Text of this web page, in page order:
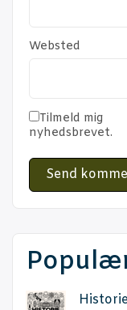
Websted
Tilmeld mig
nyhedsbrevet.